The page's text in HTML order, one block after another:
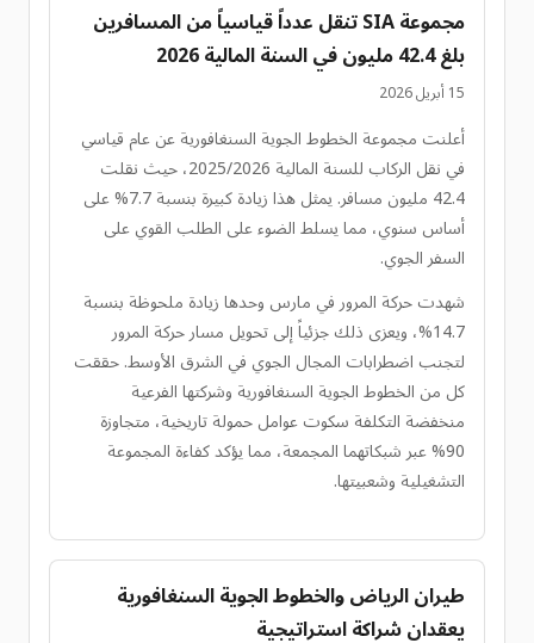
مجموعة SIA تنقل عدداً قياسياً من المسافرين
بلغ 42.4 مليون في السنة المالية 2026
15 أبريل 2026
أعلنت مجموعة الخطوط الجوية السنغافورية عن عام قياسي
في نقل الركاب للسنة المالية 2025/2026، حيث نقلت
42.4 مليون مسافر. يمثل هذا زيادة كبيرة بنسبة 7.7% على
أساس سنوي، مما يسلط الضوء على الطلب القوي على
السفر الجوي.
شهدت حركة المرور في مارس وحدها زيادة ملحوظة بنسبة
14.7%، ويعزى ذلك جزئياً إلى تحويل مسار حركة المرور
لتجنب اضطرابات المجال الجوي في الشرق الأوسط. حققت
كل من الخطوط الجوية السنغافورية وشركتها الفرعية
منخفضة التكلفة سكوت عوامل حمولة تاريخية، متجاوزة
90% عبر شبكاتهما المجمعة، مما يؤكد كفاءة المجموعة
التشغيلية وشعبيتها.
طيران الرياض والخطوط الجوية السنغافورية
يعقدان شراكة استراتيجية